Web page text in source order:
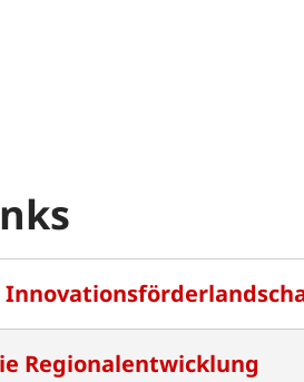
Regionalentwicklung